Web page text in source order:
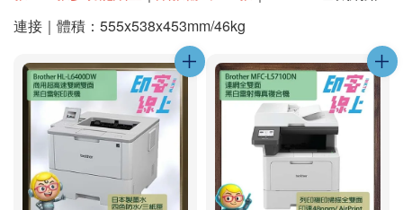
連接｜體積：555x538x453mm/46kg